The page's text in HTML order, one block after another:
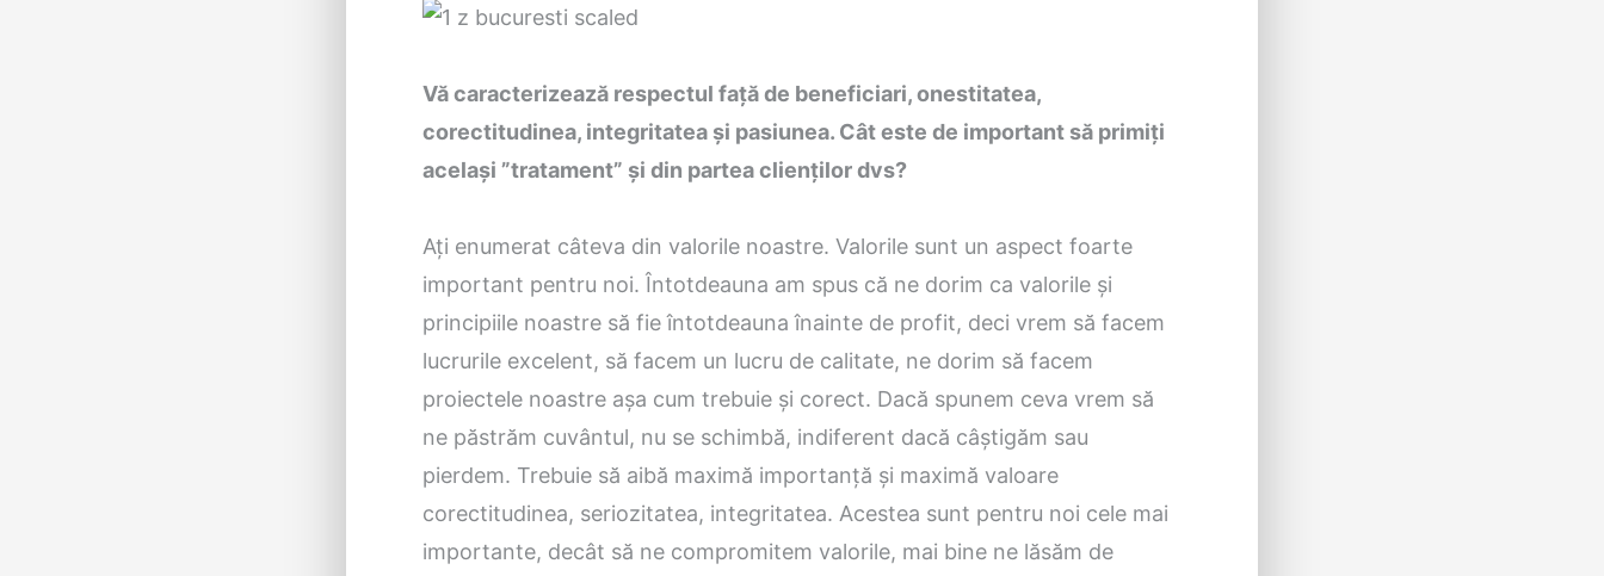
Vă caracterizează respectul față de beneficiari, onestitatea,
corectitudinea, integritatea și pasiunea. Cât este de important să primiți
același ”tratament” și din partea clienților dvs?
Ați enumerat câteva din valorile noastre. Valorile sunt un aspect foarte
important pentru noi. Întotdeauna am spus că ne dorim ca valorile și
principiile noastre să fie întotdeauna înainte de profit, deci vrem să facem
lucrurile excelent, să facem un lucru de calitate, ne dorim să facem
proiectele noastre așa cum trebuie și corect. Dacă spunem ceva vrem să
ne păstrăm cuvântul, nu se schimbă, indiferent dacă câștigăm sau
pierdem. Trebuie să aibă maximă importanță și maximă valoare
corectitudinea, seriozitatea, integritatea. Acestea sunt pentru noi cele mai
importante, decât să ne compromitem valorile, mai bine ne lăsăm de